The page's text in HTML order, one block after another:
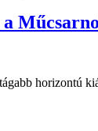
horizontú